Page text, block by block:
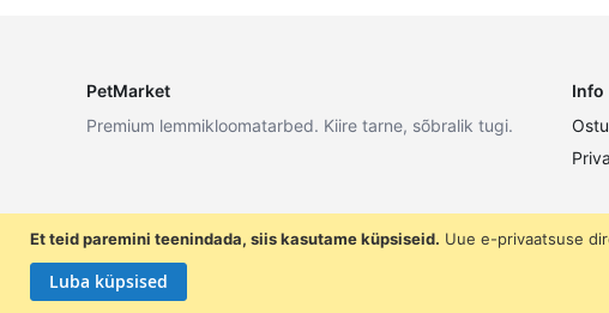
Et teid paremini teenindada, siis kasutame küpsiseid. Uue e-privaatsuse
Luba küpsised
PetMarket
Premium lemmikloomatarbed. Kiire tarne, sõbralik tugi.
Info